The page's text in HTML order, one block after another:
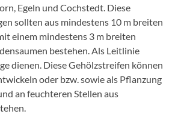
Egeln und Cochstedt. Diese
sollten aus mindestens 10 m breiten
einem mindestens 3 m breiten
bestehen. Als Leitlinie
dienen. Diese Gehölzstreifen können
oder bzw. sowie als Pflanzung
an feuchteren Stellen aus